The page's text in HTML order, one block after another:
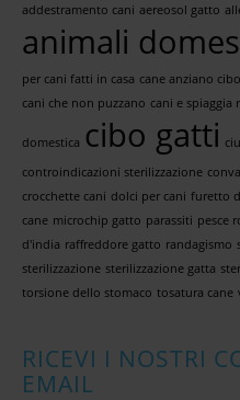
addestramento cani aereosol gatto
animali
per cani fatti in casa cane anziano cibo
cani che non puzzano cani e spiaggia
domestica cibo gatti
controindicazioni sterilizzazione
crocchette cani dolci per cani furetto
cane microchip gatto parassiti pesce
d'india raffreddore gatto randagismo
sterilizzazione sterilizzazione gatta
torsione dello stomaco tosatura cane
RICEVI I NOSTRI
EMAIL